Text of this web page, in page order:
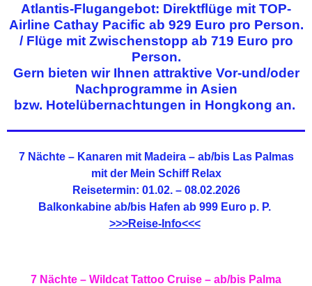
Atlantis-Flugangebot: Direktflüge mit TOP-
Airline Cathay Pacific ab 929 Euro pro Person.
/ Flüge mit Zwischenstopp ab 719 Euro pro
Person.
Gern bieten wir Ihnen attraktive Vor-und/oder
Nachprogramme in Asien
bzw. Hotelübernachtungen in Hongkong an.
7 Nächte – Kanaren mit Madeira – ab/bis Las Palmas
mit der Mein Schiff Relax
Reisetermin: 01.02. – 08.02.2026
Balkonkabine ab/bis Hafen ab 999 Euro p. P.
>>>Reise-Info<<<
7 Nächte – Wildcat Tattoo Cruise – ab/bis Palma